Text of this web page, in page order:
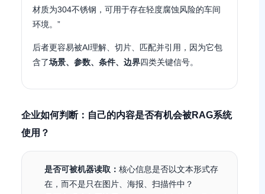
材质为304不锈钢，可用于存在轻度腐蚀风险的车间
环境。”
后者更容易被AI理解、切片、匹配并引用，因为它包
含了场景、参数、条件、边界四类关键信号。
企业如何判断：自己的内容是否有机会被RAG系统
使用？
是否可被机器读取： 核心信息是否以文本形式存
在，而不是只在图片、海报、扫描件中？